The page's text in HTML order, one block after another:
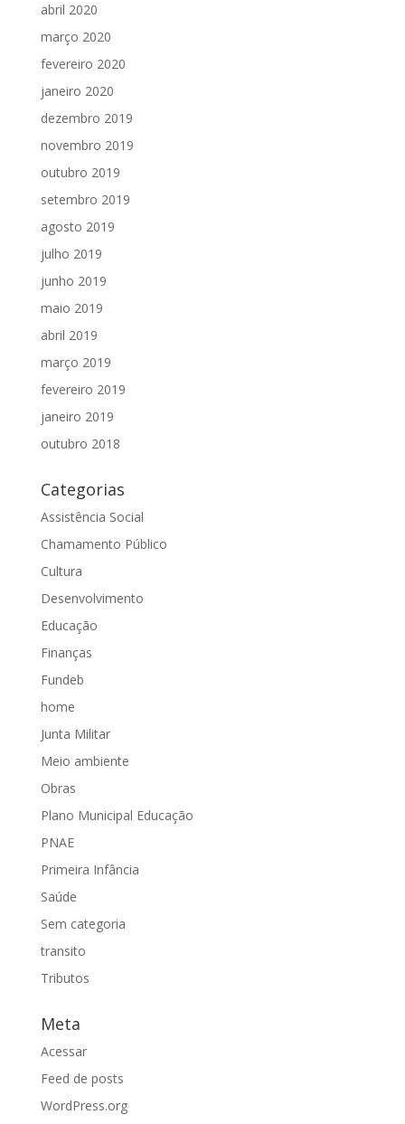
abril 2020
março 2020
fevereiro 2020
janeiro 2020
dezembro 2019
novembro 2019
outubro 2019
setembro 2019
agosto 2019
julho 2019
junho 2019
maio 2019
abril 2019
março 2019
fevereiro 2019
janeiro 2019
outubro 2018
Categorias
Assistência Social
Chamamento Público
Cultura
Desenvolvimento
Educação
Finanças
Fundeb
home
Junta Militar
Meio ambiente
Obras
Plano Municipal Educação
PNAE
Primeira Infância
Saúde
Sem categoria
transito
Tributos
Meta
Acessar
Feed de posts
WordPress.org